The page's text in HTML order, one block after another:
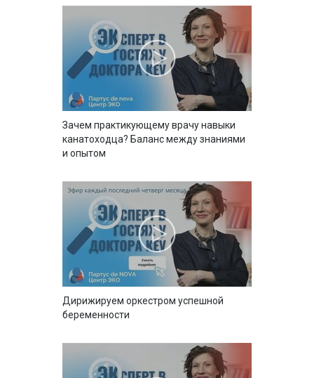
Зачем практикующему врачу навыки
канатоходца? Баланс между знаниями
и опытом
Дирижируем оркестром успешной
беременности